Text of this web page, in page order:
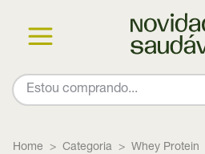
Home Categoria
Whey Protein